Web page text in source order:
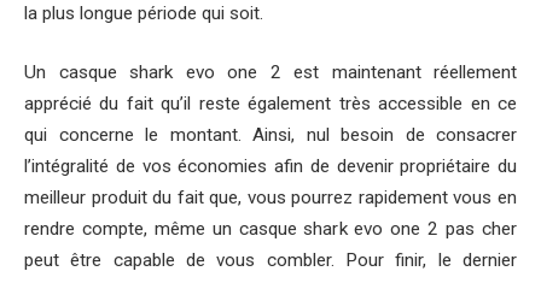
la plus longue période qui soit.
Un casque shark evo one 2 est maintenant réellement
apprécié du fait qu’il reste également très accessible en ce
qui concerne le montant. Ainsi, nul besoin de consacrer
l’intégralité de vos économies afin de devenir propriétaire du
meilleur produit du fait que, vous pourrez rapidement vous en
rendre compte, même un casque shark evo one 2 pas cher
peut être capable de vous combler. Pour finir, le dernier